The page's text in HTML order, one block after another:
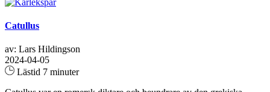
Catullus
av: Lars Hildingson
2024-04-05
Lästid 7 minuter